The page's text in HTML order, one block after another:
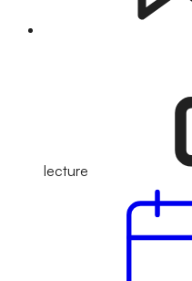
lecture